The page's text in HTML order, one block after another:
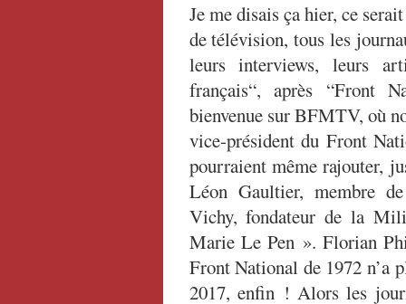
Je me disais ça hier, ce
de télévision, tous les
leurs interviews, leurs
français“, après “Front
bienvenue sur BFMTV, où
vice-président du Front
pourraient même rajouter,
Léon Gaultier, membre
Vichy, fondateur de la
Marie Le Pen ». Florian
Front National de 1972 n’a
2017, enfin ! Alors les